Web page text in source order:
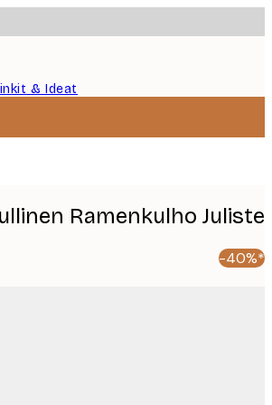
& Ideat
Ramenkulho Juliste
-40%*